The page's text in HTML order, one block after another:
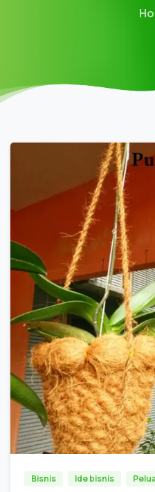
Bisnis Ide bisnis